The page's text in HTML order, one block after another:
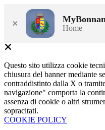
× Home
Questo sito utilizza cookie
chiusura del banner mediante
contraddistinto dalla X o
navigazione" comporta la
assenza di cookie o altri
sopracitati.
COOKIE POLICY